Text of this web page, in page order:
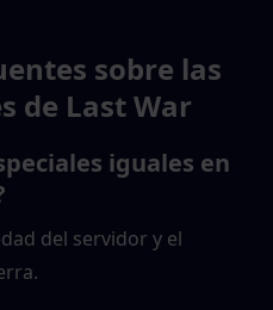
sobre las
de Last War
iguales en
del servidor y el